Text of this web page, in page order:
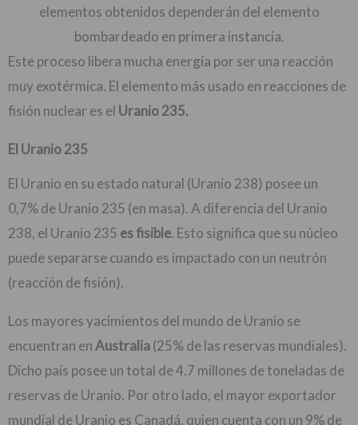
elementos obtenidos dependerán del elemento
bombardeado en primera instancia.
Este proceso libera mucha energía por ser una reacción
muy exotérmica. El elemento más usado en reacciones de
fisión nuclear es el Uranio 235.
El Uranio 235
El Uranio en su estado natural (Uranio 238) posee un
0,7% de Uranio 235 (en masa). A diferencia del Uranio
238, el Uranio 235 es fisible. Esto significa que su núcleo
puede separarse cuando es impactado con un neutrón
(reacción de fisión).
Los mayores yacimientos del mundo de Uranio se
encuentran enAustralia(25% de las reservas mundiales).
Dicho país posee un total de 4.7 millones de toneladas de
reservas de Uranio. Por otro lado, el mayor exportador
mundial de Uranio es Canadá, quien cuenta con un 9% de